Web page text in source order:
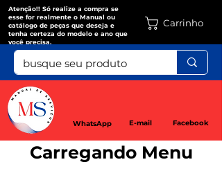
Atenção!! Só realize a compra se
esse for realmente o Manual ou
catálogo de peças que deseja e
tenha certeza do modelo e ano que
você precisa.
WhatsApp E-mail Facebook
Carrinho
Carregando Menu